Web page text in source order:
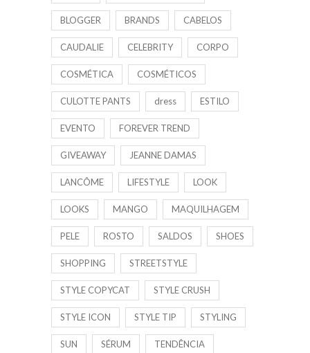
BLOGGER BRANDS CABELOS
CAUDALIE CELEBRITY CORPO
COSMÉTICA COSMÉTICOS
CULOTTE PANTS dress ESTILO
EVENTO FOREVER TREND
GIVEAWAY JEANNE DAMAS
LANCÔME LIFESTYLE LOOK
LOOKS MANGO MAQUILHAGEM
PELE ROSTO SALDOS SHOES
SHOPPING STREETSTYLE
STYLE COPYCAT STYLE CRUSH
STYLE ICON STYLE TIP STYLING
SUN SÉRUM TENDÊNCIA